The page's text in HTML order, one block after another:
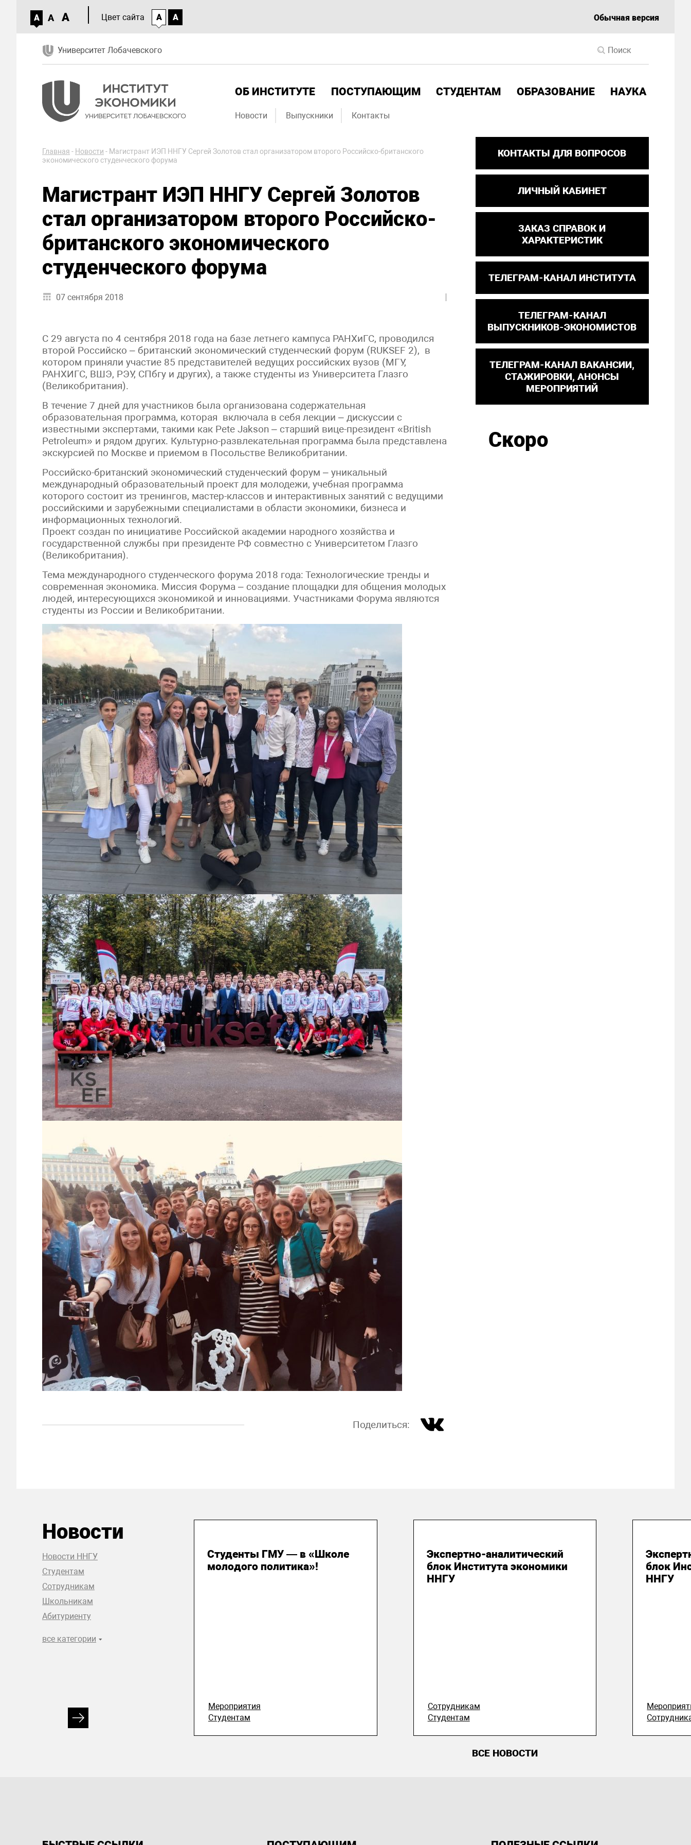
A A A Цвет сайта A A Обычная версия
Университет Лобачевского
ОБ ИНСТИТУТЕ ПОСТУПАЮЩИМ СТУДЕНТАМ ОБРАЗОВАНИЕ НАУКА
Новости Выпускники Контакты
Главная - Новости - Магистрант ИЭП ННГУ Сергей Золотов стал организатором второго Российско-британского
экономического студенческого форума
Магистрант ИЭП ННГУ Сергей Золотов
стал организатором второго Российско-
британского экономического
студенческого форума
07 сентября 2018
С 29 августа по 4 сентября 2018 года на базе летнего кампуса РАНХиГС, проводился
второй Российско – британский экономический студенческий форум (RUKSEF 2), в
котором приняли участие 85 представителей ведущих российских вузов (МГУ,
РАНХИГС, ВШЭ, РЭУ, СПбгу и других), а также студенты из Университета Глазго
(Великобритания).
В течение 7 дней для участников была организована содержательная
образовательная программа, которая включала в себя лекции – дискуссии с
известными экспертами, такими как Pete Jakson – старший вице-президент «British
Petroleum» и рядом других. Культурно-развлекательная программа была представлена
экскурсией по Москве и приемом в Посольстве Великобритании.
Российско-британский экономический студенческий форум – уникальный
международный образовательный проект для молодежи, учебная программа
которого состоит из тренингов, мастер-классов и интерактивных занятий с ведущими
российскими и зарубежными специалистами в области экономики, бизнеса и
информационных технологий.
Проект создан по инициативе Российской академии народного хозяйства и
государственной службы при президенте РФ совместно с Университетом Глазго
(Великобритания).
Тема международного студенческого форума 2018 года: Технологические тренды и
современная экономика. Миссия Форума – создание площадки для общения молодых
людей, интересующихся экономикой и инновациями. Участниками Форума являются
студенты из России и Великобритании.
Поделиться:
КОНТАКТЫ ДЛЯ ВОПРОСОВ
ЛИЧНЫЙ КАБИНЕТ
ЗАКАЗ СПРАВОК И
ХАРАКТЕРИСТИК
ТЕЛЕГРАМ-КАНАЛ ИНСТИТУТА
ТЕЛЕГРАМ-КАНАЛ
ВЫПУСКНИКОВ-ЭКОНОМИСТОВ
ТЕЛЕГРАМ-КАНАЛ ВАКАНСИИ,
СТАЖИРОВКИ, АНОНСЫ
МЕРОПРИЯТИЙ
Скоро
Новости
Новости ННГУ
Студентам
Сотрудникам
Школьникам
Абитуриенту
все категории
Студенты ГМУ — в «Школе
молодого политика»!
Мероприятия
Студентам
Экспертно-аналитический
блок Института экономики
ННГУ
Сотрудникам
Студентам
блок
ННГУ
ВСЕ НОВОСТИ